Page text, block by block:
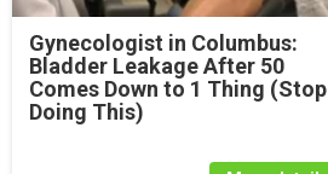
Gynecologist in Columbus:
Bladder Leakage After 50
Comes Down to 1 Thing (Stop
Doing This)